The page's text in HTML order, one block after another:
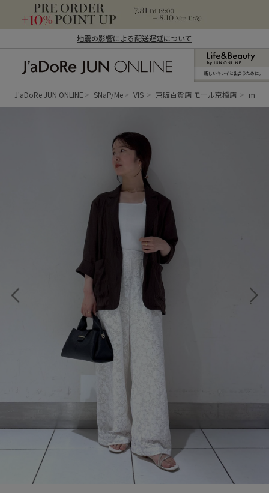
地震の影響による配送遅延について
ン オンライン）
新しいキレイと出合うために。
J'aDoRe JUN ONLINE SNaP/Me VIS 京阪百貨店 モール京橋店